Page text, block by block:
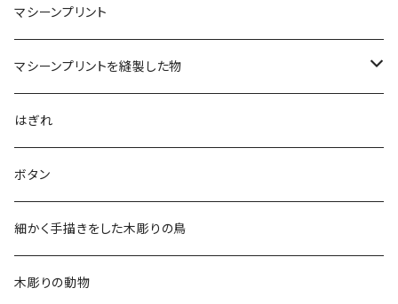
マシーンプリント
マシーンプリントを縫製した物
アロハシャツ
2018
2019
ドレスシャツ
チュニック
リバーシブル 帽子
はぎれ
ボタン
細かく手描きをした木彫りの鳥
木彫りの動物